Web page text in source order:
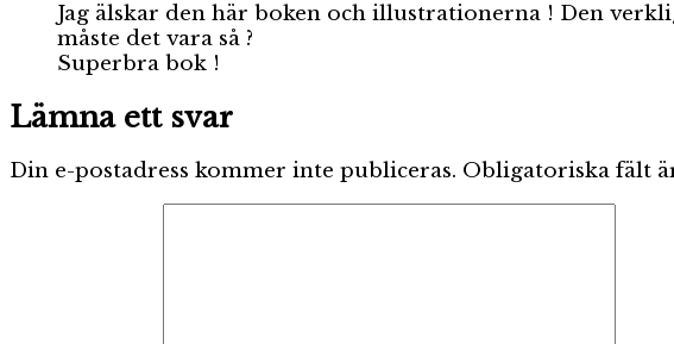
Jag älskar den här boken och illustrationerna ! Den
måste det vara så ?
Superbra bok !
Lämna ett svar
Din e-postadress kommer inte publiceras. Obligatoriska fält